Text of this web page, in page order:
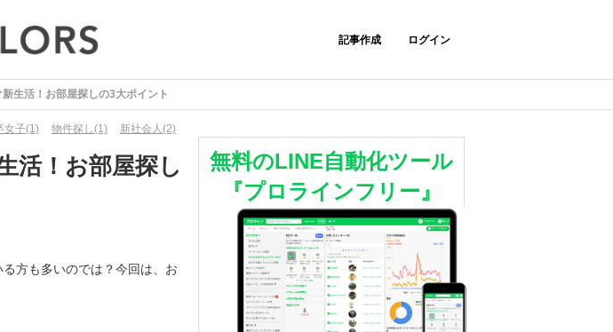
記事作成 ログイン
新生活！お部屋探しの3大ポイント
女子(1) 物件探し(1) 新社会人(2)
活！お部屋探し
方も多いのでは？今回は、お
無料のLINE自動化ツール
『プロラインフリー』